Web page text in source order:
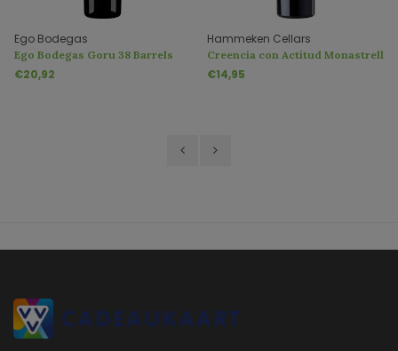
Ego Bodegas
Ego Bodegas Goru 38 Barrels
DO
€20,92
Hammeken Cellars
Creencia con Actitud Monastrell
DOP
€14,95